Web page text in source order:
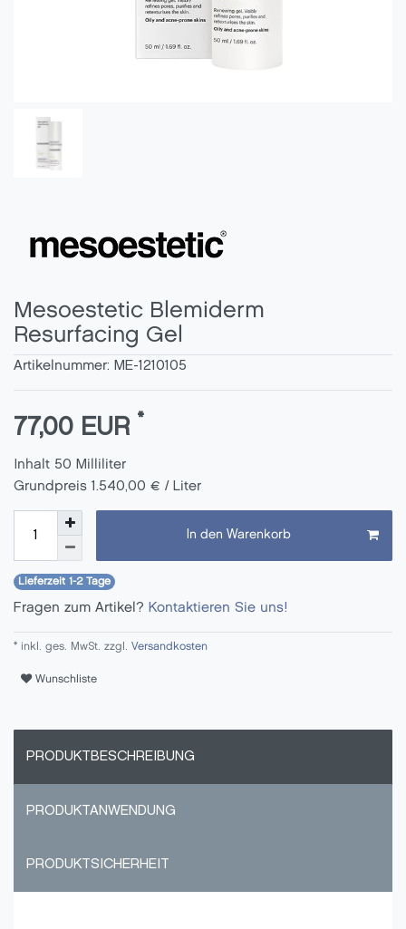
Mesoestetic Blemiderm
Resurfacing Gel
Artikelnummer: ME-1210105
77,00 EUR *
Inhalt 50 Milliliter
Grundpreis 1.540,00 € / Liter
In den Warenkorb
Lieferzeit 1-2 Tage
Fragen zum Artikel? Kontaktieren Sie uns!
* inkl. ges. MwSt. zzgl. Versandkosten
Wunschliste
PRODUKTBESCHREIBUNG
PRODUKTANWENDUNG
PRODUKTSICHERHEIT